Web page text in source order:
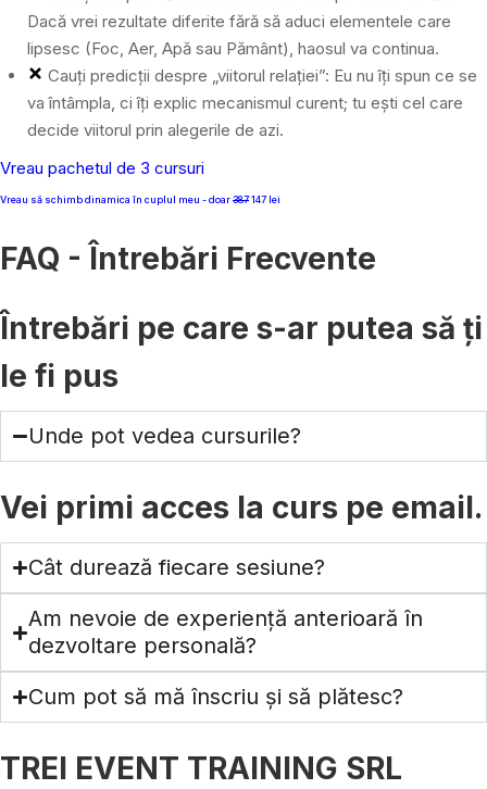
Dacă vrei rezultate diferite fără să aduci elementele care
lipsesc (Foc, Aer, Apă sau Pământ), haosul va continua.
Cauți predicții despre „viitorul relației”: Eu nu îți spun ce se
va întâmpla, ci îți explic mecanismul curent; tu ești cel care
decide viitorul prin alegerile de azi.
Vreau pachetul de 3 cursuri
Vreau să schimb dinamica în cuplul meu - doar387147 lei
FAQ - Întrebări Frecvente
Întrebări pe care s-ar putea să ți
le fi pus
Unde pot vedea cursurile?
Vei primi acces la curs pe email.
Cât durează fiecare sesiune?
Am nevoie de experiență anterioară în
dezvoltare personală?
Cum pot să mă înscriu și să plătesc?
TREI EVENT TRAINING SRL